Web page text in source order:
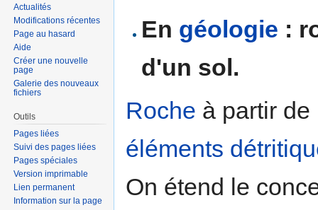
En géologie :
d'un sol.
Roche à partir
éléments
On étend le
Actualités
Modifications récentes
Page au hasard
Aide
Créer une nouvelle
page
Galerie des nouveaux
fichiers
Outils
Pages liées
Suivi des pages liées
Pages spéciales
Version imprimable
Lien permanent
Information sur la page